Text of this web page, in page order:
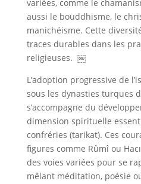
variées, comme le
aussi le bouddhisme, le
manichéisme. Cette
traces durables dans les
religieuses. ￼
L’adoption progressive de
sous les dynasties turques
s’accompagne du
dimension spirituelle
confréries (tarikat). Ces
figures comme Rûmî ou
des voies variées pour se
mêlant méditation, poésie